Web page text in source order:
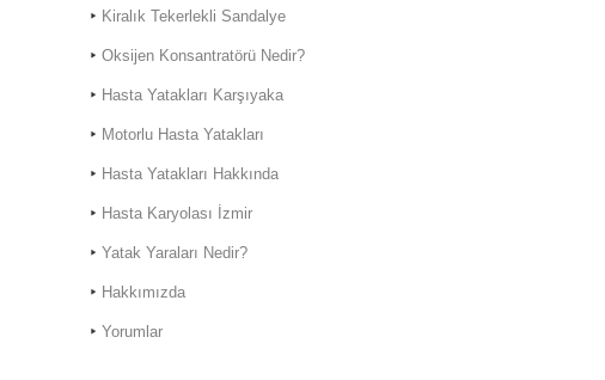
Kiralık Hasta Karyolası
Kiralık Hasta Karyolası
Hasta Karyolası Kiralama
Hizmeti
Kiralık Tekerlekli Sandalye
Oksijen Konsantratörü Nedir?
Hasta Yatakları Karşıyaka
Motorlu Hasta Yatakları
Hasta Yatakları Hakkında
Hasta Karyolası İzmir
Yatak Yaraları Nedir?
Hakkımızda
Yorumlar